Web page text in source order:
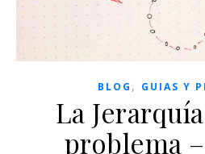
BLOG , GUIAS Y
La
problema